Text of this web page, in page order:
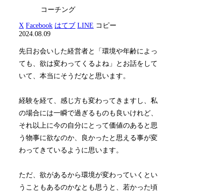
コーチング
X Facebook はてブ LINE コピー
2024.08.09
先日お会いした経営者と「環境や年齢によっ
ても、欲は変わってくるよね」とお話をして
いて、本当にそうだなと思います。
経験を経て、感じ方も変わってきますし、私
の場合には一瞬で過ぎるものも良いけれど、
それ以上に今の自分にとって価値のあると思
う物事に欲なのか、良かったと思える事が変
わってきているように思います。
ただ、欲があるから環境が変わっていくとい
うこともあるのかなとも思うと、若かった頃